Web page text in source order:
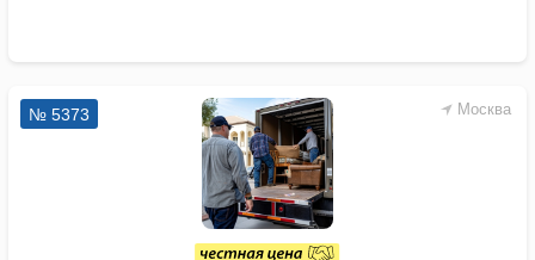
Москва
№ 5373